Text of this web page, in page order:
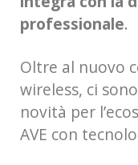
professionale.
Oltre al nuovo
wireless, ci
novità per
AVE con